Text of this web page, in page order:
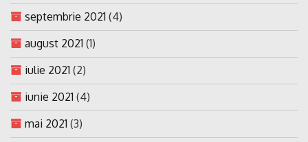
septembrie 2021 (4)
august 2021 (1)
iulie 2021 (2)
iunie 2021 (4)
mai 2021 (3)